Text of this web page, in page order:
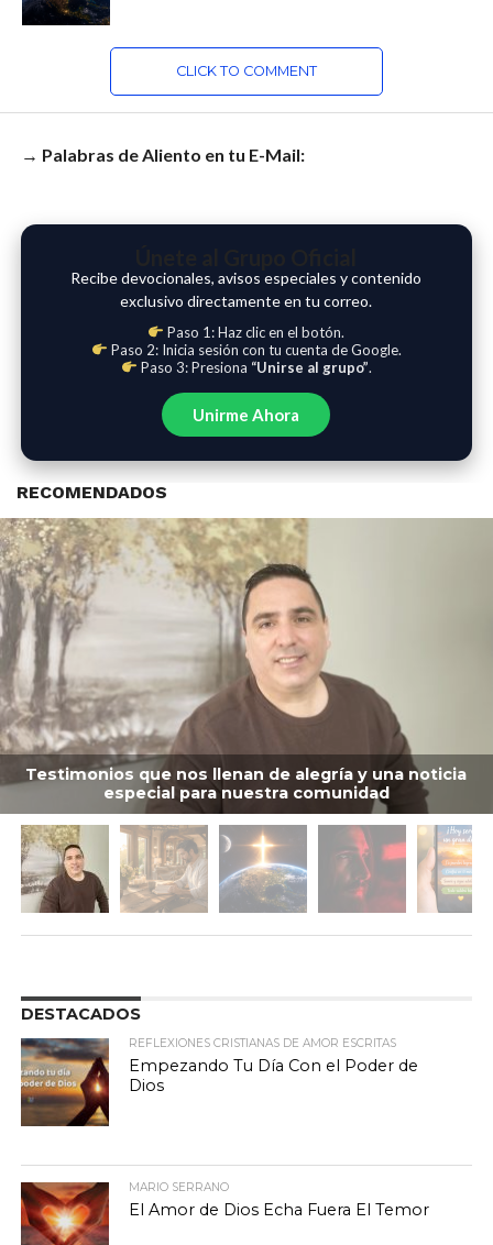
CLICK TO COMMENT
→ Palabras de Aliento en tu E-Mail:
Recibe devocionales, avisos especiales y contenido
exclusivo directamente en tu correo.
Paso 1: Haz clic en el botón.
Paso 2: Inicia sesión con tu cuenta de Google.
Paso 3: Presiona “Unirse al grupo”.
Unirme Ahora
RECOMENDADOS
Testimonios que nos llenan de alegría y una noticia
especial para nuestra comunidad
DESTACADOS
REFLEXIONES CRISTIANAS DE AMOR ESCRITAS
Empezando Tu Día Con el Poder de
Dios
MARIO SERRANO
El Amor de Dios Echa Fuera El Temor